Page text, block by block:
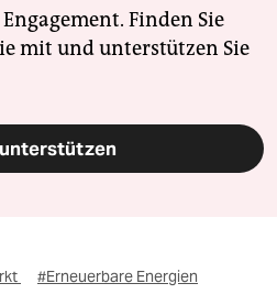
Finden Sie
mit und unterstützen Sie
#Erneuerbare Energien